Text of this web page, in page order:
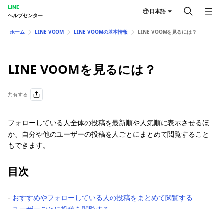
LINE
ヘルプセンター
日本語
ホーム LINE VOOM LINE VOOMの基本情報 LINE VOOMを見るには？
LINE VOOMを見るには？
共有する
フォローしている人全体の投稿を最新順や人気順に表示させるほ
か、自分や他のユーザーの投稿を人ごとにまとめて閲覧すること
もできます。
目次
- おすすめやフォローしている人の投稿をまとめて閲覧する